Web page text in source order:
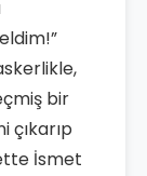
bir
çıkarıp
İsmet